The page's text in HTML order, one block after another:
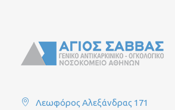
Λεωφόρος Αλεξάνδρας 171